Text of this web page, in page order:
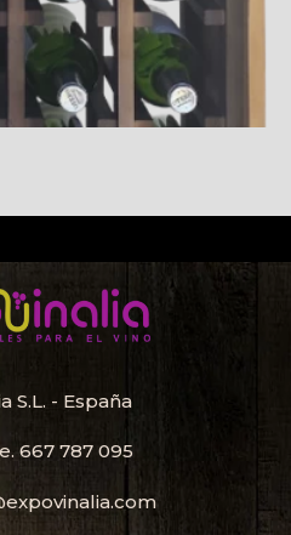
S.L. - España
667 787 095